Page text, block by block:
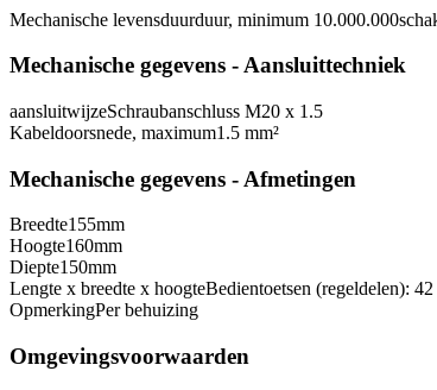
Mechanische levensduurduur, minimum 10.000.000
Mechanische gegevens - Aansluittechniek
aansluitwijzeSchraubanschluss M20 x 1.5
Kabeldoorsnede, maximum1.5 mm²
Mechanische gegevens - Afmetingen
Breedte155mm
Hoogte160mm
Diepte150mm
Lengte x breedte x hoogteBedientoetsen (regeldelen):
OpmerkingPer behuizing
Omgevingsvoorwaarden